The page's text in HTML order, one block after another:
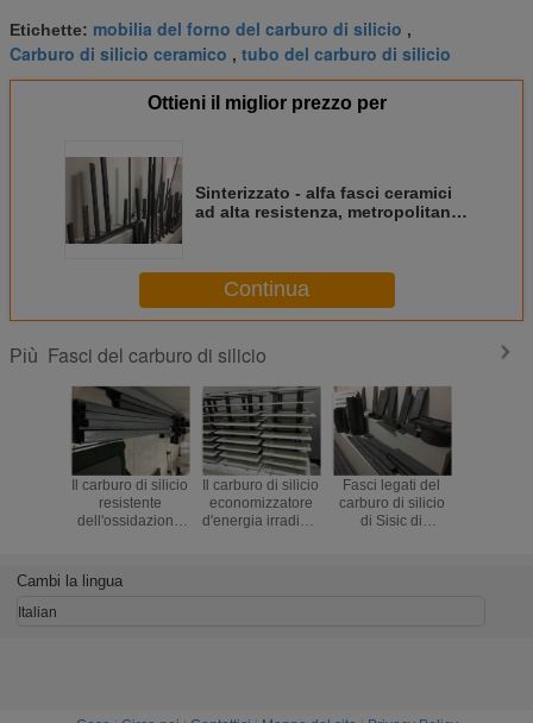
Etichette: mobilia del forno del carburo di silicio ,
Carburo di silicio ceramico , tubo del carburo di silicio
Ottieni il miglior prezzo per
Sinterizzato - alfa fasci ceramici
ad alta resistenza, metropolitana
Continua
Più Fasci del carburo di silicio
Il carburo di silicio
resistente
dell'ossidazione
refrattario di
rettangolo
Il carburo di silicio
economizzatore
d'energia irradia il
Fasci legati del
carburo di silicio
di Sisic di
Cambi la lingua
Italian